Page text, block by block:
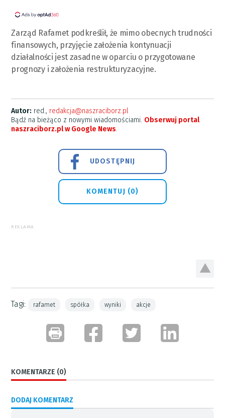
Zarząd Rafamet podkreślił, że mimo obecnych trudności
finansowych, przyjęcie założenia kontynuacji
działalności jest zasadne w oparciu o przygotowane
prognozy i założenia restrukturyzacyjne.
Autor: red., redakcja@naszraciborz.pl
Bądź na bieżąco z nowymi wiadomościami. Obserwuj portal
naszraciborz.pl w Google News.
UDOSTĘPNIJ
KOMENTUJ (0)
REKLAMA
Tagi: rafamet spółka wyniki akcje
KOMENTARZE (0)
DODAJ KOMENTARZ